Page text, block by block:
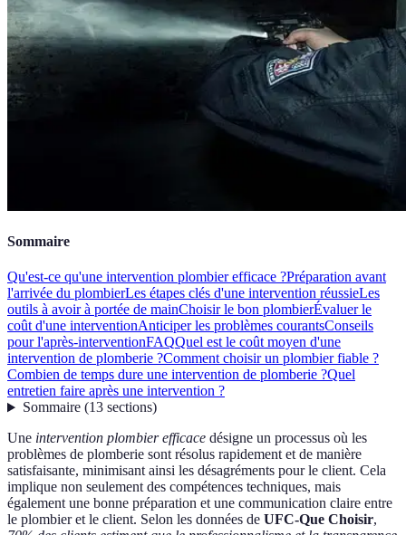
Sommaire
Qu'est-ce qu'une intervention plombier efficace ?Préparation avant
l'arrivée du plombierLes étapes clés d'une intervention réussieLes
outils à avoir à portée de mainChoisir le bon plombierÉvaluer le
coût d'une interventionAnticiper les problèmes courantsConseils
pour l'après-interventionFAQQuel est le coût moyen d'une
intervention de plomberie ?Comment choisir un plombier fiable ?
Combien de temps dure une intervention de plomberie ?Quel
entretien faire après une intervention ?
Sommaire(13 sections)
Une intervention plombier efficace désigne un processus où les
problèmes de plomberie sont résolus rapidement et de manière
satisfaisante, minimisant ainsi les désagréments pour le client. Cela
implique non seulement des compétences techniques, mais
également une bonne préparation et une communication claire entre
le plombier et le client. Selon les données de UFC-Que Choisir,